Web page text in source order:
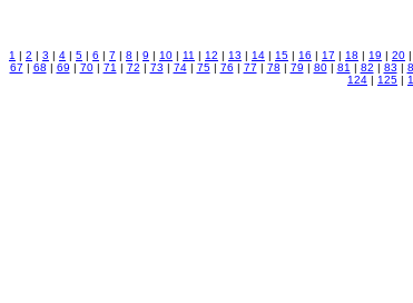
1 | 2 | 3 | 4 | 5 | 6 | 7 | 8 | 9 | 10 | 11 | 12 | 13 | 14 | 15 | 16 | 17 | 18 | 19 | 20 |
67 | 68 | 69 | 70| 71 | 72 | 73 | 74| 75| 76 | 77 | 78 | 79 | 80| 81 | 82 | 83 |
124 | 125 |